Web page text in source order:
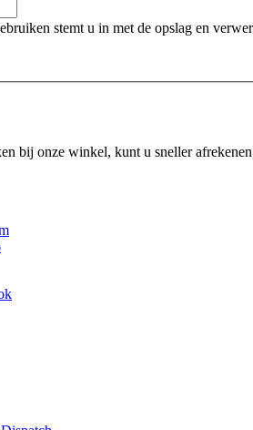
stemt u in met de opslag en
bij onze winkel, kunt u sneller